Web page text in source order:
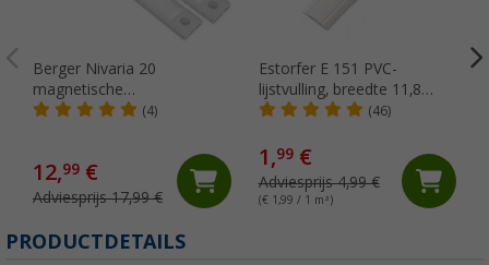
Berger Nivaria 20
magnetische
onderkastlamp met
(4)
12,99 €
Adviesprijs 17,99 €
Estorfer E 151 PVC-
lijstvulling, breedte 11,8
mm, per meter, wit
(46)
1,99€
Adviesprijs 4,99 €
(€ 1,99 / 1 m²)
PRODUCTDETAILS